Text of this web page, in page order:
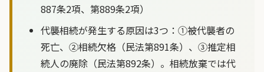
887条2項、第889条2項）
代襲相続が発生する原因は3つ：①被代襲者の
死亡、②相続欠格（民法第891条）、③推定相
続人の廃除（民法第892条）。相続放棄では代